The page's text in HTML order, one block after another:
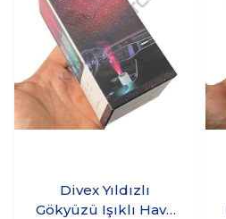
Divex Yıldızlı
Gökyüzü Işıklı Hava